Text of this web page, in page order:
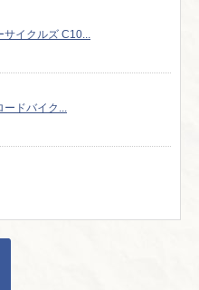
イクルズ C10...
ドバイク...